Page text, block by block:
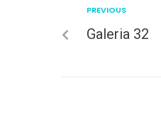
PREVIOUS
Galeria 32